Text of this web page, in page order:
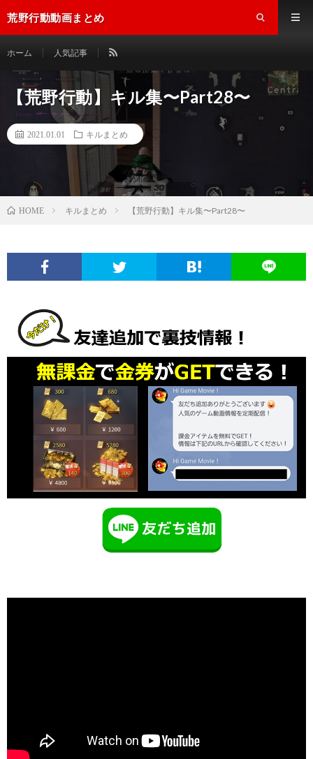
荒野行動動画まとめ
ホーム 人気記事
【荒野行動】キル集〜Part28〜
2021.01.01 キルまとめ
HOME キルまとめ 【荒野行動】キル集〜Part28〜